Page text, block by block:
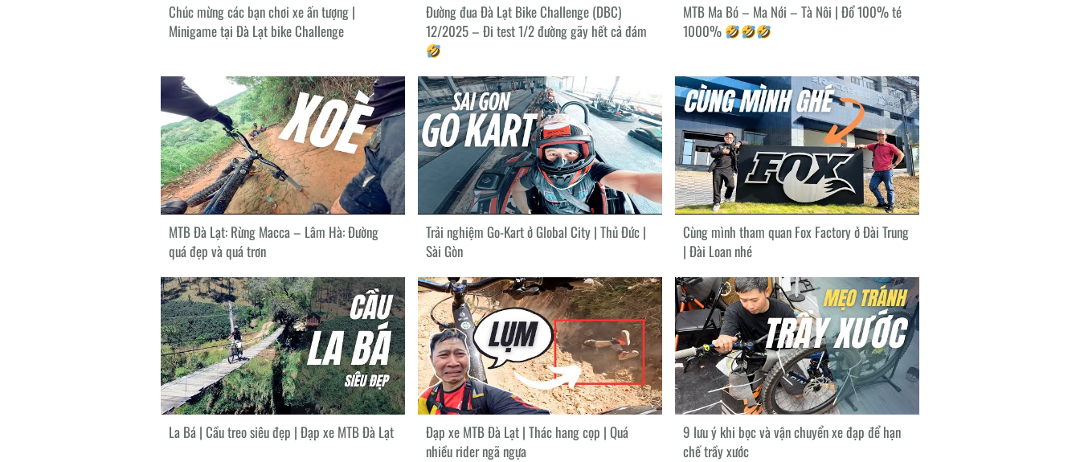
Chúc mừng các bạn chơi xe ấn tượng |
Minigame tại Đà Lạt bike Challenge
Đường đua Đà Lạt Bike Challenge (DBC)
12/2025 – Đi test 1/2 đường gãy hết cả đám
MTB Ma Bó – Ma Nới – Tà Nôi | Đổ 100% té
1000%
MTB Đà Lạt: Rừng Macca – Lâm Hà: Đường
quá đẹp và quá trơn
Trải nghiệm Go-Kart ở Global City | Thủ Đức |
Sài Gòn
Cùng mình tham quan Fox Factory ở Đài Trung
| Đài Loan nhé
La Bá | Cầu treo siêu đẹp | Đạp xe MTB Đà Lạt
Đạp xe MTB Đà Lạt | Thác hang cọp | Quá
nhiều rider ngã ngựa
9 lưu ý khi bọc và vận chuyển xe đạp để hạn
chế trầy xước